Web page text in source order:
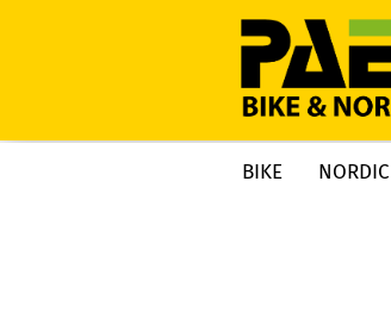
BIKE NORDIC
Startseite » NORDIC